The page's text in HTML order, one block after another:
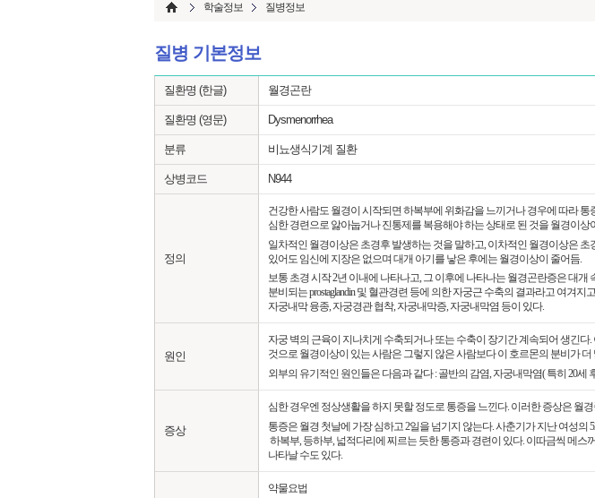
학술정보 질병정보
질병 기본정보
질환명 (한글) 월경곤란
질환명 (영문) Dysmenorrhea
분류 비뇨생식기계 질환
상병코드 N944
정의
건강한 사람도 월경이 시작되면 하복부에 위화감을 느끼거나 경우에 따라
심한 경련으로 앓아눕거나 진통제를 복용해야 하는 상태로 된 것을 월경이상
일차적인 월경이상은 초경후 발생하는 것을 말하고, 이차적인 월경이상은
있어도 임신에 지장은 없으며 대개 아기를 낳은 후에는 월경이상이 줄어듬.
보통 초경 시작 2년 이내에 나타나고, 그 이후에 나타나는 월경곤란증은 대
분비되는 prostaglandin 및 혈관경련 등에 의한 자궁근 수축의 결과라고 여겨
자궁내막 융종, 자궁경관 협착, 자궁내막증, 자궁내막염 등이 있다.
원인
자궁 벽의 근육이 지나치게 수축되거나 또는 수축이 장기간 계속되어 생긴다
것으로 월경이상이 있는 사람은 그렇지 않은 사람보다 이 호르몬의 분비가
외부의 유기적인 원인들은 다음과 같다 : 골반의 감염, 자궁내막염( 특히 20
증상
심한 경우엔 정상생활을 하지 못할 정도로 통증을 느낀다. 이러한 증상은 월
통증은 월경 첫날에 가장 심하고 2일을 넘기지 않는다. 사춘기가 지난 여성의
하복부, 등하부, 넓적다리에 찌르는 듯한 통증과 경련이 있다. 이따금씩 메
나타날 수도 있다.
약물요법